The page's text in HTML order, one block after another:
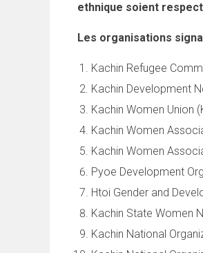
ethnique soient
Les organisations
Kachin Refugee
Kachin Development
Kachin Women Union
Kachin Women
Kachin Women
Pyoe Development
Htoi Gender and
Kachin State Women
Kachin National